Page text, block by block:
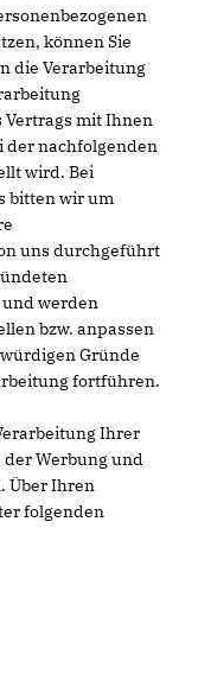
können Sie
die Verarbeitung
mit Ihnen
der nachfolgenden
wird. Bei
bitten wir um
uns durchgeführt
werden
bzw. anpassen
Gründe
fortführen.
Ihrer
Werbung und
Über Ihren
folgenden